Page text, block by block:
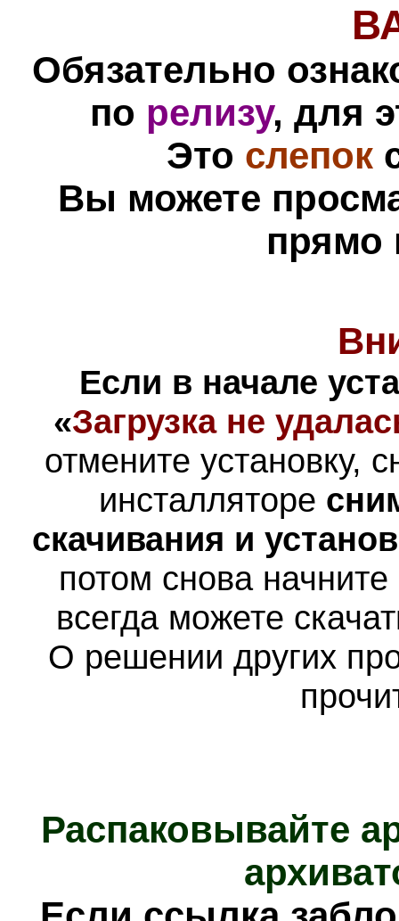
Обязательно
по релизу, для
Это слепок
Вы можете
прямо
Если в начале
«Загрузка не
отмените установку,
инсталляторе
скачивания и
потом снова
всегда можете
О решении других
Распаковывайте